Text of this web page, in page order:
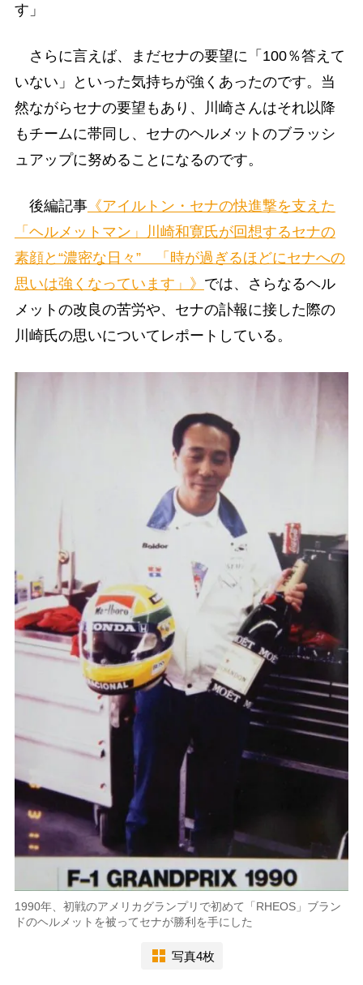
す」
さらに言えば、まだセナの要望に「100％答えて
いない」といった気持ちが強くあったのです。当
然ながらセナの要望もあり、川崎さんはそれ以降
もチームに帯同し、セナのヘルメットのブラッシ
ュアップに努めることになるのです。
後編記事《アイルトン・セナの快進撃を支えた
「ヘルメットマン」川崎和寛氏が回想するセナの
素顔と“濃密な日々” 「時が過ぎるほどにセナへの
思いは強くなっています」》 では、さらなるヘル
メットの改良の苦労や、セナの訃報に接した際の
川崎氏の思いについてレポートしている。
1990年、初戦のアメリカグランプリで初めて「RHEOS」ブラン
ドのヘルメットを被ってセナが勝利を手にした
写真4枚